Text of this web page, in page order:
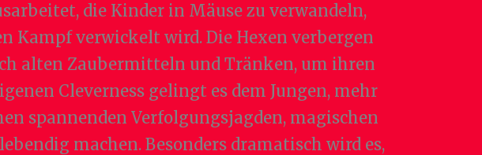
die Kinder in Mäuse zu verwandeln,
Kampf verwickelt wird. Die Hexen verbergen
alten Zaubermitteln und Tränken, um ihren
Cleverness gelingt es dem Jungen, mehr
spannenden Verfolgungsjagden, magischen
machen. Besonders dramatisch wird es,